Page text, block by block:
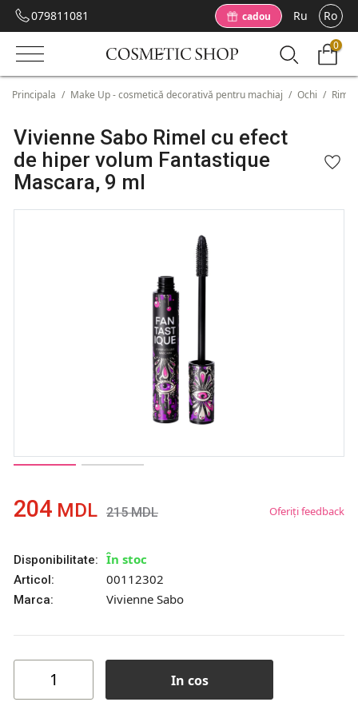
079811081 cadou Ru Ro
0
Principala / Make Up - cosmetică decorativă pentru machiaj / Ochi /
Vivienne Sabo Rimel cu efect
de hiper volum Fantastique
Mascara, 9 ml
204 MDL 215MDL Oferiți feedback
Disponibilitate: În stoc
Articol: 00112302
Marca: Vivienne Sabo
In cos